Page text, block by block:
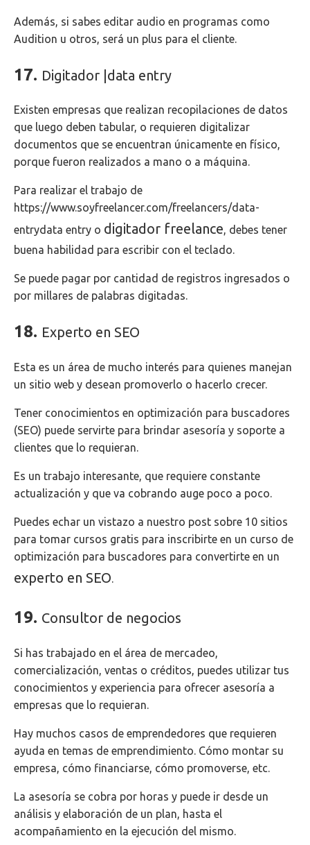
Además, si sabes editar audio en programas como
Audition u otros, será un plus para el cliente.
17. Digitador |data entry
Existen empresas que realizan recopilaciones de datos
que luego deben tabular, o requieren digitalizar
documentos que se encuentran únicamente en físico,
porque fueron realizados a mano o a máquina.
Para realizar el trabajo de
https://www.soyfreelancer.com/freelancers/data-
entrydata entry o digitador freelance, debes tener
buena habilidad para escribir con el teclado.
Se puede pagar por cantidad de registros ingresados o
por millares de palabras digitadas.
18. Experto en SEO
Esta es un área de mucho interés para quienes manejan
un sitio web y desean promoverlo o hacerlo crecer.
Tener conocimientos en optimización para buscadores
(SEO) puede servirte para brindar asesoría y soporte a
clientes que lo requieran.
Es un trabajo interesante, que requiere constante
actualización y que va cobrando auge poco a poco.
Puedes echar un vistazo a nuestro post sobre 10 sitios
para tomar cursos gratis para inscribirte en un curso de
optimización para buscadores para convertirte en un
experto en SEO.
19. Consultor de negocios
Si has trabajado en el área de mercadeo,
comercialización, ventas o créditos, puedes utilizar tus
conocimientos y experiencia para ofrecer asesoría a
empresas que lo requieran.
Hay muchos casos de emprendedores que requieren
ayuda en temas de emprendimiento. Cómo montar su
empresa, cómo financiarse, cómo promoverse, etc.
La asesoría se cobra por horas y puede ir desde un
análisis y elaboración de un plan, hasta el
acompañamiento en la ejecución del mismo.